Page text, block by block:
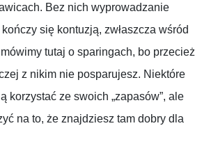
Bez nich wyprowadzanie
się kontuzją, zwłaszcza wśród
tutaj o sparingach, bo przecież
z nikim nie posparujesz. Niektóre
korzystać ze swoich „zapasów”, ale
na to, że znajdziesz tam dobry dla